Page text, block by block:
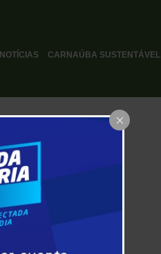
NOTÍCIAS CARNAÚBA SUSTENTÁVEL